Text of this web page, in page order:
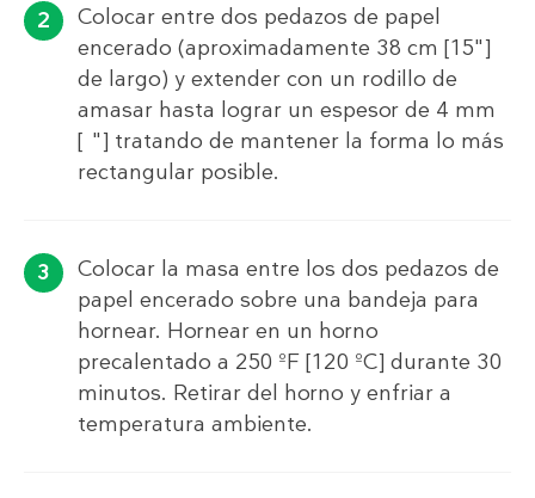
Colocar entre dos pedazos de papel
encerado (aproximadamente 38 cm [15"]
de largo) y extender con un rodillo de
amasar hasta lograr un espesor de 4 mm
[⅛"] tratando de mantener la forma lo más
rectangular posible.
Colocar la masa entre los dos pedazos de
papel encerado sobre una bandeja para
hornear. Hornear en un horno
precalentado a 250 ºF [120 ºC] durante 30
minutos. Retirar del horno y enfriar a
temperatura ambiente.